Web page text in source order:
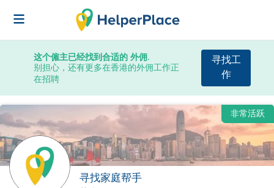
这个僱主已经找到合适的 外佣.
别担心，还有更多在香港的外佣工作正
在招聘
寻找工
作
非常活跃
寻找家庭帮手